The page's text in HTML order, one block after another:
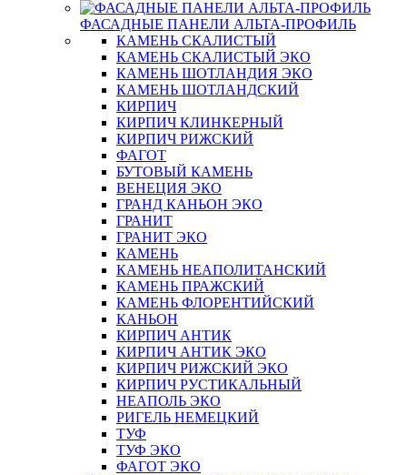
ФАСАДНЫЕ ПАНЕЛИ АЛЬТА-ПРОФИЛЬ
КАМЕНЬ СКАЛИСТЫЙ
КАМЕНЬ СКАЛИСТЫЙ ЭКО
КАМЕНЬ ШОТЛАНДИЯ ЭКО
КАМЕНЬ ШОТЛАНДСКИЙ
КИРПИЧ
КИРПИЧ КЛИНКЕРНЫЙ
КИРПИЧ РИЖСКИЙ
ФАГОТ
БУТОВЫЙ КАМЕНЬ
ВЕНЕЦИЯ ЭКО
ГРАНД КАНЬОН ЭКО
ГРАНИТ
ГРАНИТ ЭКО
КАМЕНЬ
КАМЕНЬ НЕАПОЛИТАНСКИЙ
КАМЕНЬ ПРАЖСКИЙ
КАМЕНЬ ФЛОРЕНТИЙСКИЙ
КАНЬОН
КИРПИЧ АНТИК
КИРПИЧ АНТИК ЭКО
КИРПИЧ РИЖСКИЙ ЭКО
КИРПИЧ РУСТИКАЛЬНЫЙ
НЕАПОЛЬ ЭКО
РИГЕЛЬ НЕМЕЦКИЙ
ТУФ
ТУФ ЭКО
ФАГОТ ЭКО